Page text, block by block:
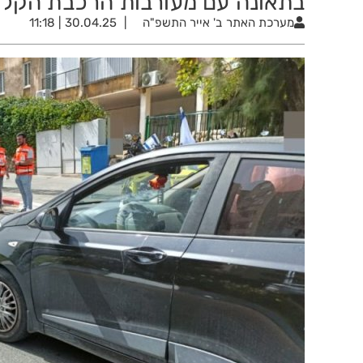
מערכת האתר ב' אייר התשפ"ה 30.04.25 | 11:18